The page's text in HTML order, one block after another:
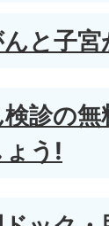
と子
診の
ょう!